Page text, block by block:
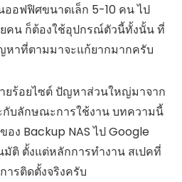
ออฟฟิศขนาดเล็ก 5-10 คน ไป
คน ก็ต้องใช้อุปกรณ์ตัวนี้ทั้งนั้น ที่
าที่ตามมาจะแก้ยากมากครับ
ยร้อยไซต์ ปัญหาส่วนใหญ่มาจาก
กับลักษณะการใช้งาน บทความนี้
ง Backup NAS ไป Google
ติ ตั้งแต่หลักการทำงาน สเปคที่
ารติดตั้งจริงครับ